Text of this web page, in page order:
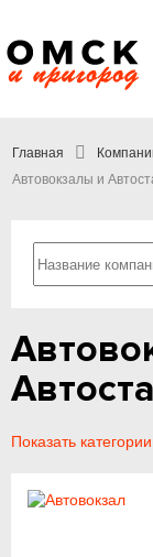
Главная
Автовокзалы и
Показать категории